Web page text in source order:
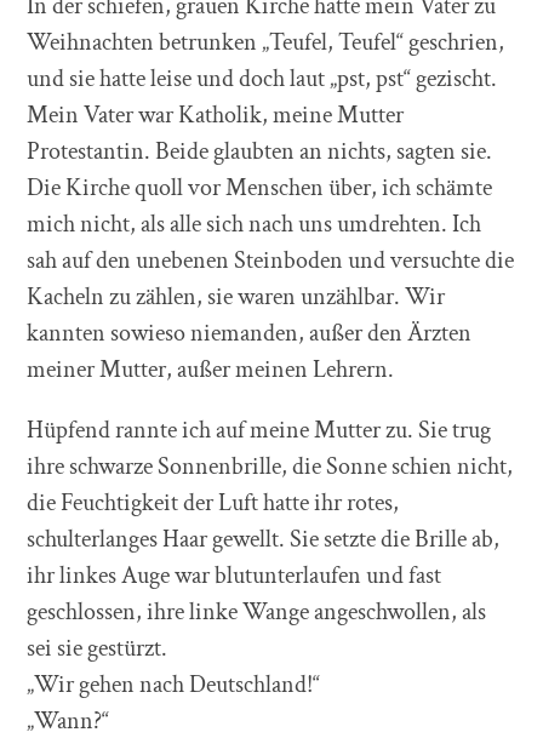
Weihnachten betrunken „Teufel, Teufel“ geschrien,
und sie hatte leise und doch laut „pst, pst“ gezischt.
Mein Vater war Katholik, meine Mutter
Protestantin. Beide glaubten an nichts, sagten sie.
Die Kirche quoll vor Menschen über, ich schämte
mich nicht, als alle sich nach uns umdrehten. Ich
sah auf den unebenen Steinboden und versuchte die
Kacheln zu zählen, sie waren unzählbar. Wir
kannten sowieso niemanden, außer den Ärzten
meiner Mutter, außer meinen Lehrern.
Hüpfend rannte ich auf meine Mutter zu. Sie trug
ihre schwarze Sonnenbrille, die Sonne schien nicht,
die Feuchtigkeit der Luft hatte ihr rotes,
schulterlanges Haar gewellt. Sie setzte die Brille ab,
ihr linkes Auge war blutunterlaufen und fast
geschlossen, ihre linke Wange angeschwollen, als
sei sie gestürzt.
„Wir gehen nach Deutschland!“
„Wann?“